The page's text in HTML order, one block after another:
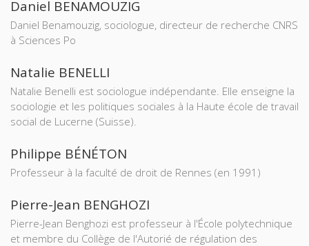
Daniel BENAMOUZIG
Daniel Benamouzig, sociologue, directeur de recherche CNRS
à Sciences Po
Natalie BENELLI
Natalie Benelli est sociologue indépendante. Elle enseigne la
sociologie et les politiques sociales à la Haute école de travail
social de Lucerne (Suisse).
Philippe BÉNÉTON
Professeur à la faculté de droit de Rennes (en 1991)
Pierre-Jean BENGHOZI
Pierre-Jean Benghozi est professeur à l'École polytechnique
et membre du Collège de l'Autorié de régulation des